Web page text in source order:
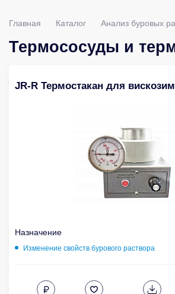
Главная Каталог Анализ буровых
Термососуды и
JR-R Термостакан для
Назначение
Изменение свойств бурового раствора